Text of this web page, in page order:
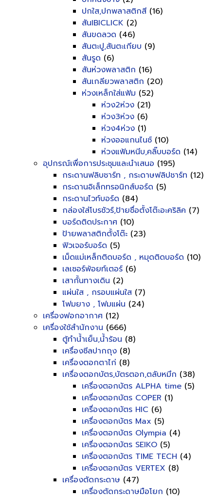
ปกใส,ปกพลาสติกสี (16)
สันIBICLICK (2)
สันขดลวด (46)
สันตะปู,สันตะเกียบ (9)
สันรูด (6)
สันห่วงพลาสติก (16)
สันเกลียวพลาสติก (20)
ห่วงเหล็กใส่แฟ้ม (52)
ห่วง2ห่วง (21)
ห่วง3ห่วง (6)
ห่วง4ห่วง (1)
ห่วงออแกนไนซ์ (10)
ห่วงแฟ้มหนีบ,คลิ๊บบอร์ด (14)
อุปกรณ์เพื่อการประชุมและนำเสนอ (195)
กระดานฟลิบชาร์ท , กระดาษฟลิปชาร์ท (12)
กระดานอิเล็กทรอนิกส์บอร์ด (5)
กระดานไวท์บอร์ด (84)
กล่องใส่โบรชัวร์,ป้ายชื่อตั้งโต๊ะอะคริลิค (7)
บอร์ดติดประกาศ (10)
ป้ายพลาสติกตั้งโต๊ะ (23)
ฟิวเจอร์บอร์ด (5)
เม็ดแม่เหล็กติดบอร์ด , หมุดติดบอร์ด (10)
เลเซอร์พ้อยท์เตอร์ (6)
เสากั้นทางเดิน (2)
แผ่นใส , กรอบแผ่นใส (7)
โฟมยาง , โฟมแผ่น (24)
เครื่องฟอกอากาศ (12)
เครื่องใช้สำนักงาน (666)
ตู้ทำน้ำเย็น,น้ำร้อน (8)
เครื่องซีลปากถุง (8)
เครื่องตอกตาไก่ (8)
เครื่องตอกบัตร,บัตรตอก,ตลับหมึก (38)
เครื่องตอกบัตร ALPHA time (5)
เครื่องตอกบัตร COPER (1)
เครื่องตอกบัตร HIC (6)
เครื่องตอกบัตร Max (5)
เครื่องตอกบัตร Olympia (4)
เครื่องตอกบัตร SEIKO (5)
เครื่องตอกบัตร TIME TECH (4)
เครื่องตอกบัตร VERTEX (8)
เครื่องตัดกระดาษ (47)
เครื่องตัดกระดาษมือโยก (10)